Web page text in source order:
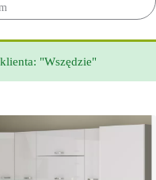
"Wszędzie"